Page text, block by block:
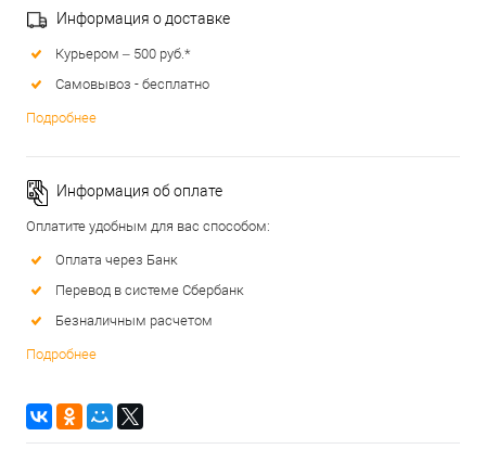
Информация о доставке
Курьером – 500 руб.*
Самовывоз - бесплатно
Подробнее
Информация об оплате
Оплатите удобным для вас способом:
Оплата через Банк
Перевод в системе Сбербанк
Безналичным расчетом
Подробнее